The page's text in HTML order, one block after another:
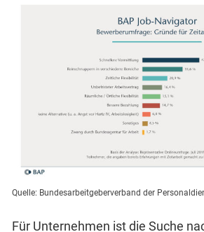
Quelle: Bundesarbeitgeberverband der
Für Unternehmen ist die Suche